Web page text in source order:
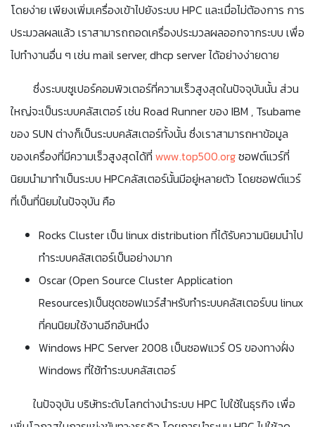
โดยง่าย เพียงเพิ่มเครื่องเข้าไปยังระบบ HPC และเมื่อไม่ต้องการ การ
ประมวลผลแล้ว เราสามารถถอดเครื่องประมวลผลออกจากระบบ เพื่อ
ไปทำงานอื่น ๆ เช่น mail server, dhcp server ได้อย่างง่ายดาย
ซึ่งระบบซูเปอร์คอมพิวเตอร์ที่ความเร็วสูงสุดในปัจจุบันนั้น ส่วน
ใหญ่จะเป็นระบบคลัสเตอร์ เช่น Road Runner ของ IBM , Tsubame
ของ SUN ต่างก็เป็นระบบคลัสเตอร์ทั้งนั้น ซึ่งเราสามารถหาข้อมูล
ของเครื่องที่มีความเร็วสูงสุดได้ที่ www.top500.orgซอฟต์แวร์ที่
นิยมนำมาทำเป็นระบบ HPCคลัสเตอร์นั้นมีอยู่หลายตัว โดยซอฟต์แวร์
ที่เป็นที่นิยมในปัจจุบัน คือ
Rocks Cluster เป็น linux distribution ที่ได้รับความนิยมนำไป
ทำระบบคลัสเตอร์เป็นอย่างมาก
Oscar (Open Source Cluster Application
Resources)เป็นชุดซอฟแวร์สำหรับทำระบบคลัสเตอร์บน linux
ที่คนนิยมใช้งานอีกอันหนึ่ง
Windows HPC Server 2008 เป็นซอฟแวร์ OS ของทางฝั่ง
Windows ที่ใช้ทำระบบคลัสเตอร์
ในปัจจุบัน บริษัทระดับโลกต่างนำระบบ HPC ไปใช้ในธุรกิจ เพื่อ